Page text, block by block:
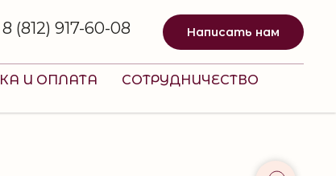
8 (812) 917-60-08 Написать нам
И ОПЛАТА
СОТРУДНИЧЕСТВО